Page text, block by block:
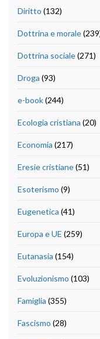
Diritto (132)
Dottrina e morale
Dottrina sociale(271)
Droga (93)
e-book(244)
Ecologia cristiana (20)
Economia (217)
Eresie cristiane(51)
Esoterismo (9)
Eugenetica (41)
Europa e UE (259)
Eutanasia (154)
Evoluzionismo (103)
Famiglia (355)
Fascismo (28)